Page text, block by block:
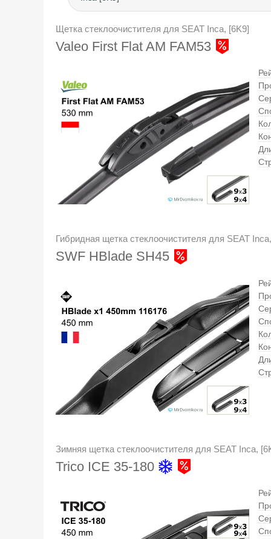
Щетка стеклоочистителя для SEAT Inca, [6K9]
Valeo First Flat AM FAM53
Гибридная щетка стеклоочистителя для SEAT
SWF HBlade SH45
Зимняя щетка стеклоочистителя для SEAT Inca,
Trico ICE 35-180